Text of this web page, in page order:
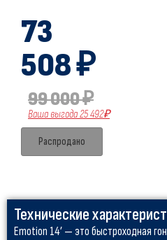
73
508 ₽
99 000 ₽
Ваша выгода 25 492₽
Распродано
Технические
Emotion 14’ — это быстроходная